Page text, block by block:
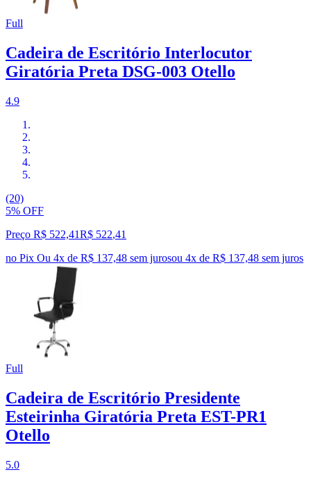
Full
Cadeira de Escritório Interlocutor
Giratória Preta DSG-003 Otello
4.9
(20)
5% OFF
Preço R$ 522,41R$ 522,41
no Pix Ou 4x de R$ 137,48 sem jurosou 4x de R$ 137,48 sem juros
Full
Cadeira de Escritório Presidente
Esteirinha Giratória Preta EST-PR1
Otello
5.0